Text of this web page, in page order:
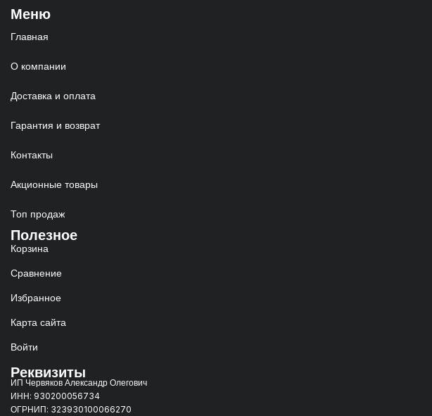
Меню
Главная
О компании
Доставка и оплата
Гарантия и возврат
Контакты
Акционные товары
Топ продаж
Полезное
Корзина
Сравнение
Избранное
Карта сайта
Войти
Реквизиты
ИП Червяков Александр Олегович
ИНН: 930200056734
ОГРНИП: 323930100066270